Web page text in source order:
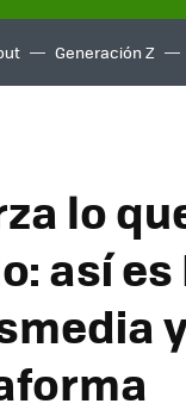
Generación Z
lo
así es